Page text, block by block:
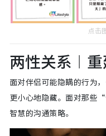
点击
两性关系︱
面对伴侣可能隐瞒的行为
更小心地隐藏。面对那些
智慧的沟通策略。